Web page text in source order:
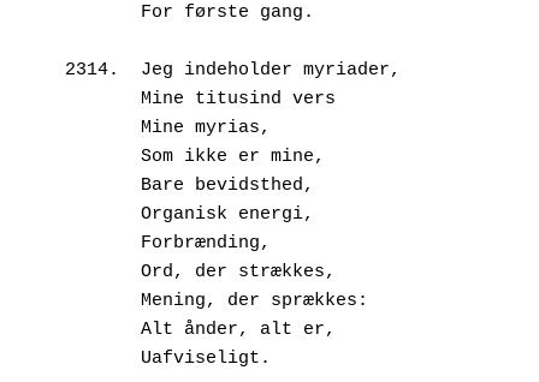
       For første gang.
2314.  Jeg indeholder myriader,
       Mine titusind vers
       Mine myrias,
       Som ikke er mine,
       Bare bevidsthed,
       Organisk energi,
       Forbrænding,
       Ord, der strækkes,
       Mening, der sprækkes:
       Alt ånder, alt er,
       Uafviseligt.